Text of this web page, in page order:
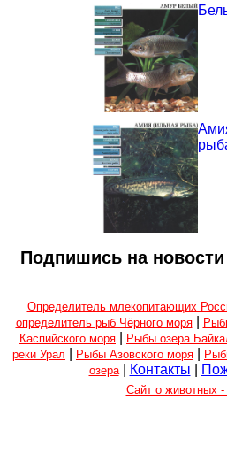
Подпишись на
Определитель млекопитающих
определитель рыб Чёрного моря|
Каспийского моря
Рыбы озера
реки Урал
Рыбы Азовского моря
озера| Контакты
Сайт о животных -